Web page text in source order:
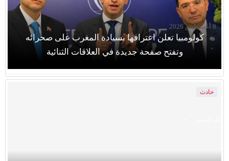
كولومبيا تعلن اعترافها بسيادة المغرب على صحرائه
وتفتح صفحة جديدة في العلاقات الثنائية
8 أغسطس 2026
حادث